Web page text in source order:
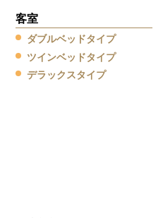
客室
ダブルベッドタイプ
ツインベッドタイプ
デラックスタイプ